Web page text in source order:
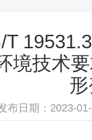
T
境技术
布日期：2023-